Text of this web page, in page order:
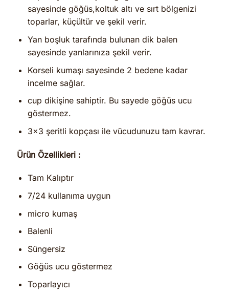
sayesinde göğüs,koltuk altı ve sırt bölgenizi
toparlar, küçültür ve şekil verir.
Yan boşluk tarafında bulunan dik balen
sayesinde yanlarınıza şekil verir.
Korseli kumaşı sayesinde 2 bedene kadar
incelme sağlar.
cup dikişine sahiptir. Bu sayede göğüs ucu
göstermez.
3×3 şeritli kopçası ile vücudunuzu tam kavrar.
Ürün Özellikleri :
Tam Kalıptır
7/24 kullanıma uygun
micro kumaş
Balenli
Süngersiz
Göğüs ucu göstermez
Toparlayıcı